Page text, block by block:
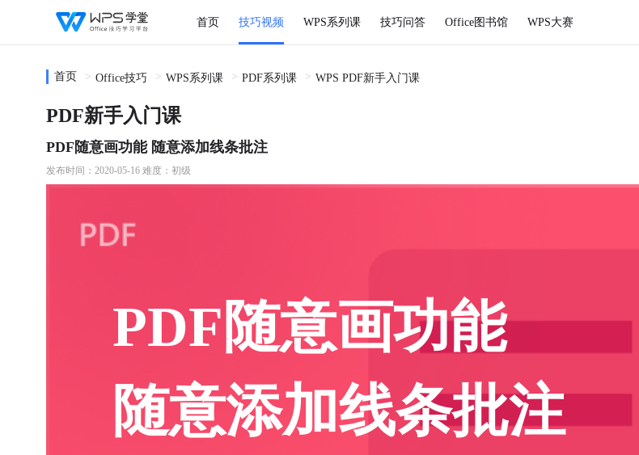
首页 技巧视频 WPS系列课 技巧问答 Office图书馆 WPS大赛
首页 Office技巧 WPS系列课 PDF系列课 WPS PDF新手入门课
PDF新手入门课
PDF随意画功能 随意添加线条批注
发布时间：2020-05-16 难度：初级
PDF随意画功能
随意添加线条批注